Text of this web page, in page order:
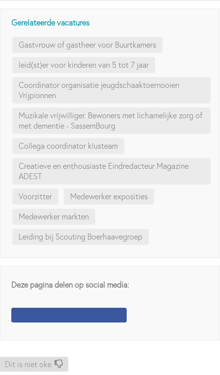
Gerelateerde vacatures
Gastvrouw of gastheer voor Buurtkamers
leid(st)er voor kinderen van 5 tot 7 jaar
Coordinator organisatie jeugdschaaktoernooien
Vrijpionnen
Muzikale vrijwilliger. Bewoners met lichamelijke zorg of
met dementie - SassemBourg
Collega coordinator klusteam
Creatieve en enthousiaste Eindredacteur Magazine
ADEST
Voorzitter Medewerker exposities
Medewerker markten
Leiding bij Scouting Boerhaavegroep
Deze pagina delen op social media:
Dit is niet oke